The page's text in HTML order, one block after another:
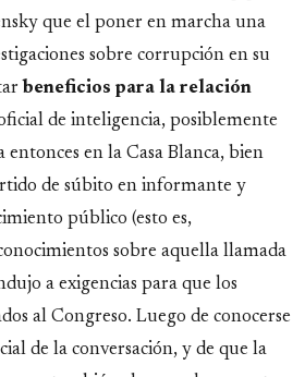
que el poner en marcha una
sobre corrupción en su
beneficios para la relación
de inteligencia, posiblemente
entonces en la Casa Blanca, bien
de súbito en informante y
público (esto es,
sobre aquella llamada
a exigencias para que los
al Congreso. Luego de conocerse
de la conversación, y de que la